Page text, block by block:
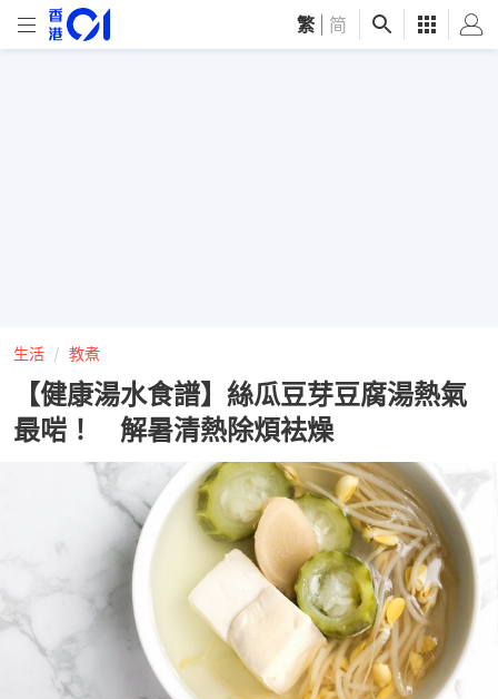
繁 简
生活 教煮
【健康湯水食譜】絲瓜豆芽豆腐湯熱氣
最啱！ 解暑清熱除煩袪燥